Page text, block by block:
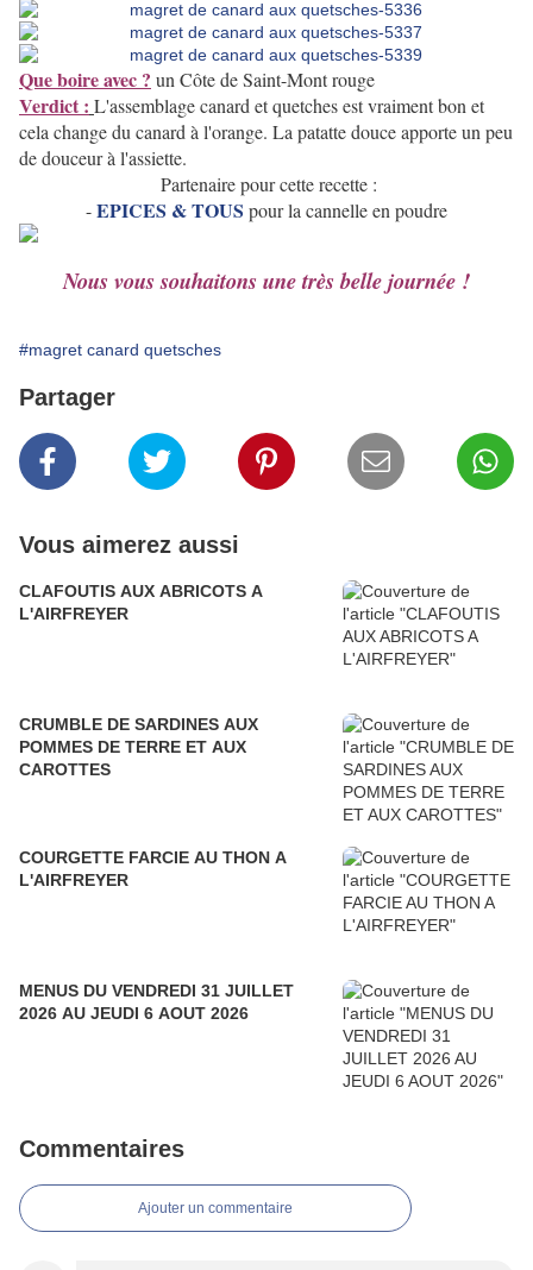
Que boire avec ? un Côte de Saint-Mont rouge
Verdict : L'assemblage canard et quetches est vraiment bon et
cela change du canard à l'orange. La patatte douce apporte un peu
de douceur à l'assiette.
Partenaire pour cette recette :
-EPICES & TOUS pour la cannelle en poudre
Nous vous souhaitons une très belle journée !
#magret canard quetsches
Partager
Vous aimerez aussi
CLAFOUTIS AUX ABRICOTS A
L'AIRFREYER
CRUMBLE DE SARDINES AUX
POMMES DE TERRE ET AUX
CAROTTES
COURGETTE FARCIE AU THON A
L'AIRFREYER
MENUS DU VENDREDI 31 JUILLET
2026 AU JEUDI 6 AOUT 2026
Commentaires
Ajouter un commentaire